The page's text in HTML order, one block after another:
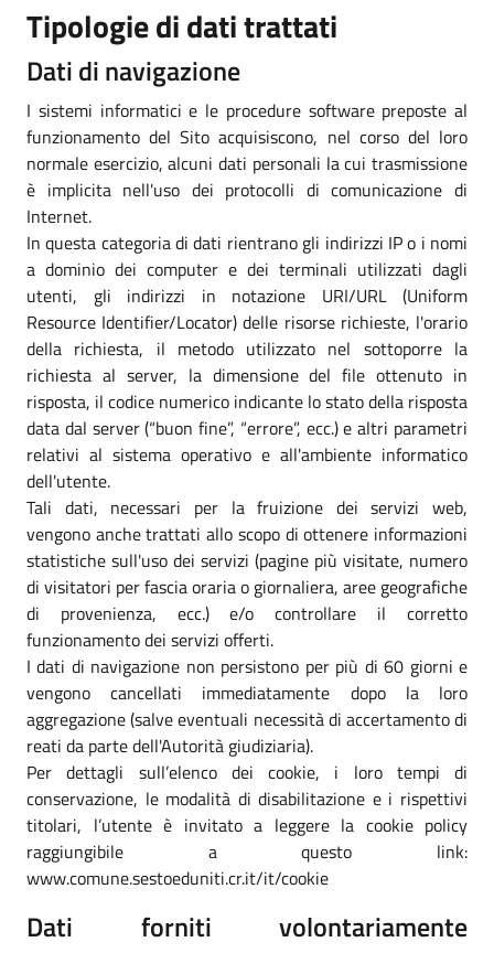
Tipologie di dati trattati
Dati di navigazione
I sistemi informatici e le procedure software preposte al
funzionamento del Sito acquisiscono, nel corso del loro
normale esercizio, alcuni dati personali la cui trasmissione
è implicita nell'uso dei protocolli di comunicazione di
Internet.
In questa categoria di dati rientrano gli indirizzi IP o i nomi
a dominio dei computer e dei terminali utilizzati dagli
utenti, gli indirizzi in notazione URI/URL (Uniform
Resource Identifier/Locator) delle risorse richieste, l'orario
della richiesta, il metodo utilizzato nel sottoporre la
richiesta al server, la dimensione del file ottenuto in
risposta, il codice numerico indicante lo stato della risposta
data dal server (“buon fine”, “errore”, ecc.) e altri parametri
relativi al sistema operativo e all'ambiente informatico
dell'utente.
Tali dati, necessari per la fruizione dei servizi web,
vengono anche trattati allo scopo di ottenere informazioni
statistiche sull'uso dei servizi (pagine più visitate, numero
di visitatori per fascia oraria o giornaliera, aree geografiche
di provenienza, ecc.) e/o controllare il corretto
funzionamento dei servizi offerti.
I dati di navigazione non persistono per più di 60 giorni e
vengono cancellati immediatamente dopo la loro
aggregazione (salve eventuali necessità di accertamento di
reati da parte dell'Autorità giudiziaria).
Per dettagli sull’elenco dei cookie, i loro tempi di
conservazione, le modalità di disabilitazione e i rispettivi
titolari, l’utente è invitato a leggere la cookie policy
raggiungibile a questo link:
www.comune.sestoeduniti.cr.it/it/cookie
Dati forniti volontariamente